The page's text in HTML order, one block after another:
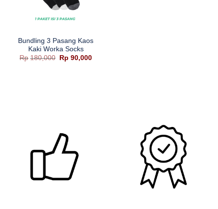
Bundling 3 Pasang Kaos
Kaki Worka Socks
Rp 180,000
Harga
aslinya
Rp 90,000Harga